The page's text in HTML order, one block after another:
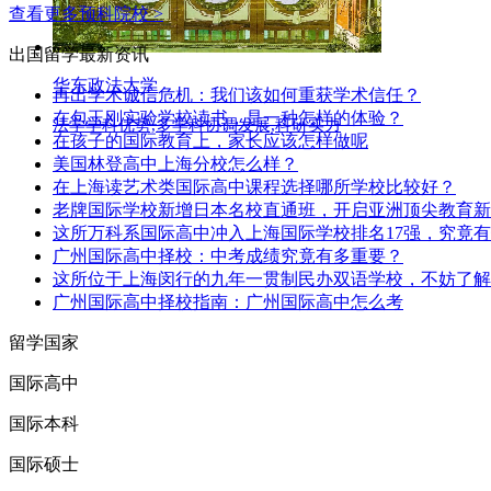
华东政法大学
法学学科优势,多学科协调发展,科研实力
查看更多预科院校 >
出国留学最新资讯
再出学术诚信危机：我们该如何重获学术信任？
在包玉刚实验学校读书，是一种怎样的体验？
在孩子的国际教育上，家长应该怎样做呢
美国林登高中上海分校怎么样？
在上海读艺术类国际高中课程选择哪所学校比较好？
老牌国际学校新增日本名校直通班，开启亚洲顶尖教育
这所万科系国际高中冲入上海国际学校排名17强，究竟
广州国际高中择校：中考成绩究竟有多重要？
这所位于上海闵行的九年一贯制民办双语学校，不妨了
广州国际高中择校指南：广州国际高中怎么考
留学国家
国际高中
国际本科
国际硕士